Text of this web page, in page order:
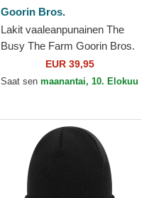
Goorin Bros.
Lakit vaaleanpunainen The
Busy The Farm Goorin Bros.
EUR 39,95
Saat sen maanantai, 10. Elokuu